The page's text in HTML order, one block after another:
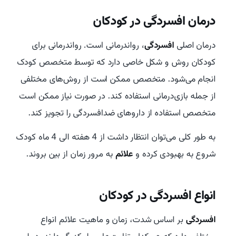
درمان افسردگی در کودکان
درمان اصلیافسردگی، رواندرمانی است. رواندرمانی برای
کودکان روش و شکل خاصی دارد که توسط متخصص کودک
انجام می‌شود. متخصص ممکن است از روش‌های مختلفی
از جمله بازی‌درمانی استفاده کند. در صورت نیاز ممکن است
متخصص استفاده از داروهای ضدافسردگی را تجویز کند.
به طور کلی می‌توان انتظار داشت از 4 هفته الی 4 ماه کودک
شروع به بهبودی کرده وعلائمبه مرور زمان از بین بروند.
انواع افسردگی در کودکان
افسردگیبر اساس شدت، زمان و ماهیت علائم انواع